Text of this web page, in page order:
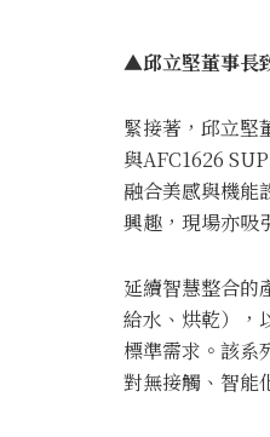
▲邱立堅董事長
緊接著，邱立
與AFC1626
融合美感與機能
興趣，現場亦吸
延續智慧整合的
給水、烘乾），
標準需求。該系
對無接觸、智能